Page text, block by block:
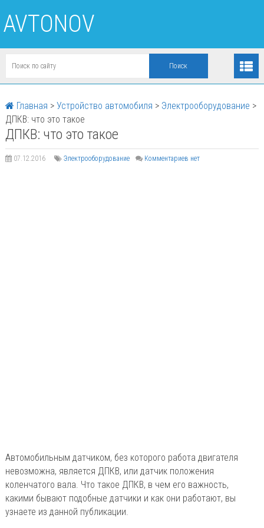
AVTONOV
Главная > Устройство автомобиля > Электрооборудование >
ДПКВ: что это такое
ДПКВ: что это такое
07.12.2016 Электрооборудование Комментариев нет
Автомобильным датчиком, без которого работа двигателя
невозможна, является ДПКВ, или датчик положения
коленчатого вала. Что такое ДПКВ, в чем его важность,
какими бывают подобные датчики и как они работают, вы
узнаете из данной публикации.